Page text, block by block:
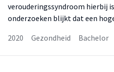
verouderingssyndroom hierbij
onderzoeken blijkt dat een
2020
Gezondheid Bachelor